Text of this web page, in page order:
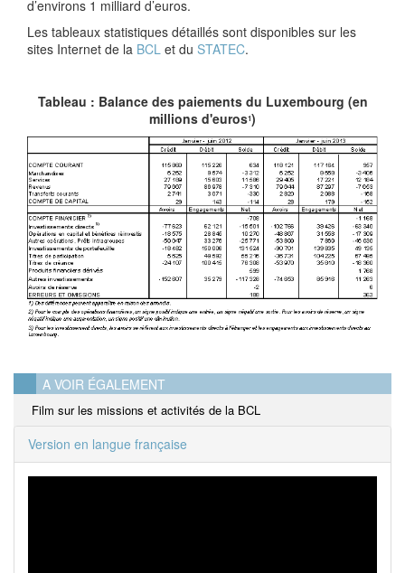
d’environs 1 milliard d’euros.
Les tableaux statistiques détaillés sont disponibles sur les
sites Internet de la BCL et du STATEC.
Tableau : Balance des paiements du Luxembourg (en
millions d'euros1)
A VOIR ÉGALEMENT
Film sur les missions et activités de la BCL
Version en langue française